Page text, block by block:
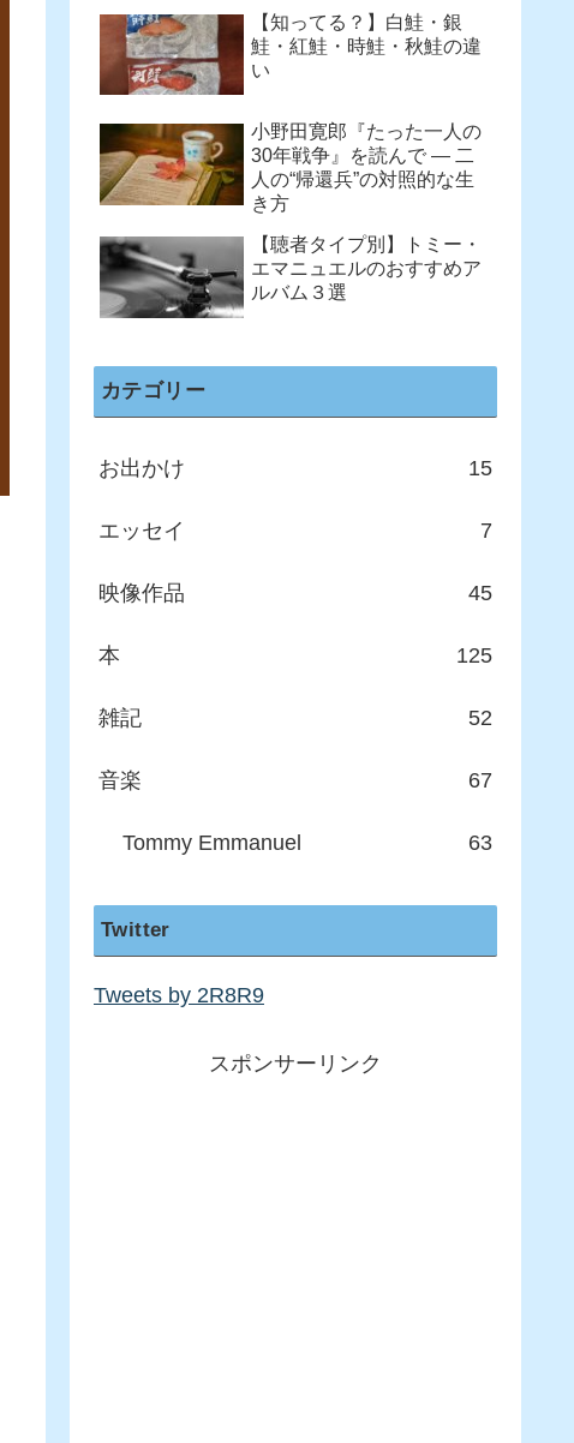
【知ってる？】白鮭・銀
鮭・紅鮭・時鮭・秋鮭の違
い
小野田寛郎『たった一人の
30年戦争』を読んで ― 二
人の“帰還兵”の対照的な生
き方
【聴者タイプ別】トミー・
エマニュエルのおすすめア
ルバム３選
カテゴリー
お出かけ 15
エッセイ 7
映像作品 45
本 125
雑記 52
音楽 67
Tommy Emmanuel 63
Twitter
Tweets by 2R8R9
スポンサーリンク